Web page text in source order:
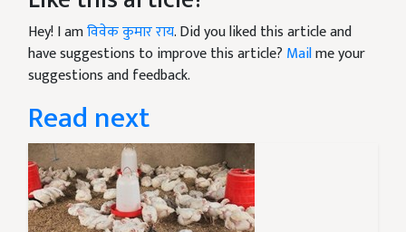
Hey! I amविवेक कुमार राय. Did you liked this article and
have suggestions to improve this article? Mailme your
suggestions and feedback.
Read next